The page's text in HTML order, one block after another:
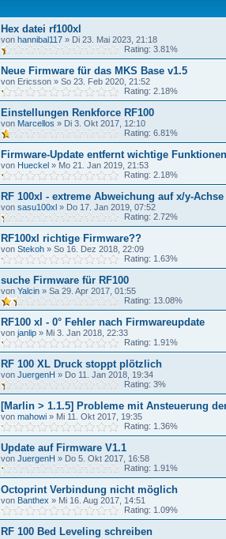
Hex datei rf100xl
von hannibal117 » Di 23. Mai 2023, 21:18
Rating: 3.81%
Neue Firmware für das MKS Base v1.5
von Ericsson » So 23. Feb 2020, 21:52
Rating: 2.18%
Einstellungen Renkforce RF100
von Marcellos » Di 3. Okt 2017, 12:10
Rating: 6.81%
Firmware-Update entfernt wichtige Funktionen
von Hueckel » Mo 21. Jan 2019, 21:53
Rating: 2.18%
RF 100xl - extreme Abweichung auf x/y-Achse
von sasu100xl » Do 17. Jan 2019, 07:52
Rating: 2.72%
RF100xl richtige Firmware??
von Stekoh » So 16. Dez 2018, 22:09
Rating: 1.63%
suche Firmware für RF100
von Yalcin » Sa 29. Apr 2017, 01:55
Rating: 13.08%
RF100 xl - 0° Fehler nach Firmwareupdate
von janlip » Mi 3. Jan 2018, 22:33
Rating: 1.91%
RF 100 XL Druck stoppt plötzlich
von JuergenH » Do 11. Jan 2018, 19:34
Rating: 3%
[Marlin > 1.1.5] Probleme mit Ansteuerung
von mahowi » Mi 11. Okt 2017, 19:35
Rating: 1.36%
Update auf Firmware V1.1
von JuergenH » Do 5. Okt 2017, 16:58
Rating: 1.91%
Octoprint Verbindung nicht möglich
von Banthex » Mi 16. Aug 2017, 14:51
Rating: 1.09%
RF 100 Bed Leveling schreiben